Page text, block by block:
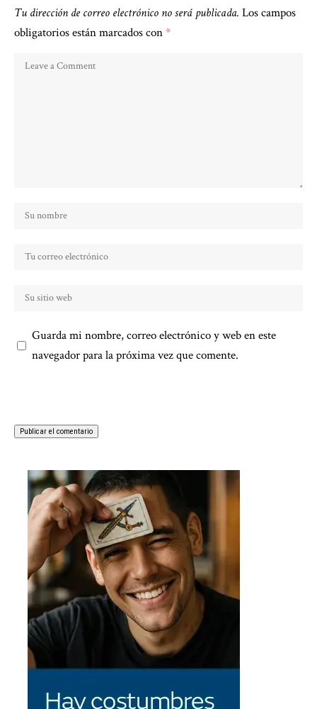
Tu dirección de correo electrónico no será publicada. Los campos
obligatorios están marcados con*
Guarda mi nombre, correo electrónico y web en este
navegador para la próxima vez que comente.